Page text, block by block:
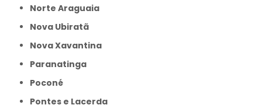
Norte Araguaia
Nova Ubiratã
Nova Xavantina
Paranatinga
Poconé
Pontes e Lacerda